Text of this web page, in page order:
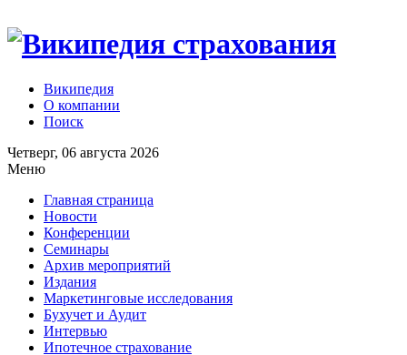
Википедия
О компании
Поиск
Четверг, 06 августа 2026
Меню
Главная страница
Новости
Конференции
Семинары
Архив мероприятий
Издания
Маркетинговые исследования
Бухучет и Аудит
Интервью
Ипотечное страхование